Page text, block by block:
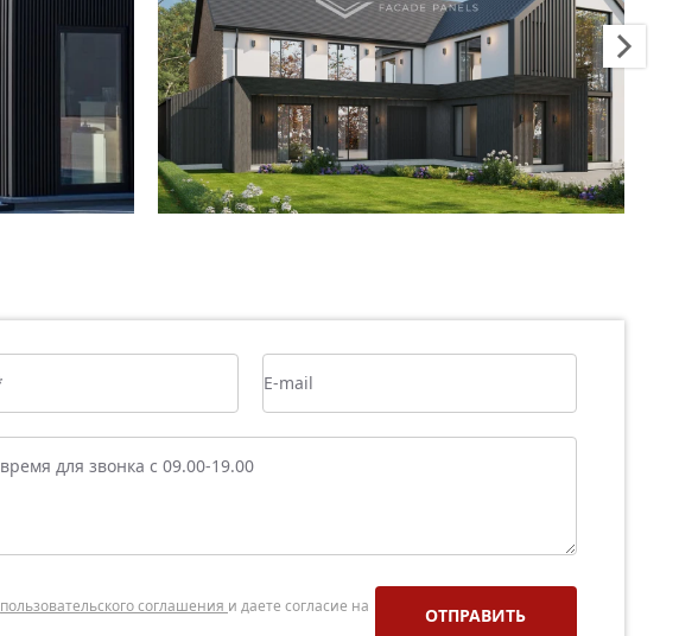
пользовательского соглашения и даете согласие на